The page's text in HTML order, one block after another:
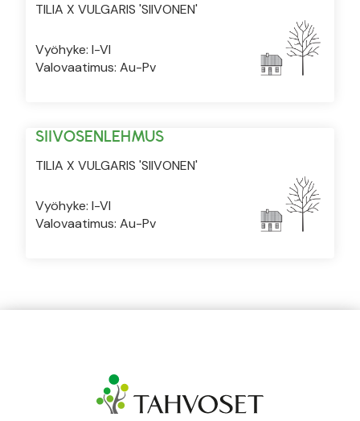
TILIA X VULGARIS 'SIIVONEN'
Vyöhyke: I-VI
Valovaatimus: Au-Pv
SIIVOSENLEHMUS
TILIA X VULGARIS 'SIIVONEN'
Vyöhyke: I-VI
Valovaatimus: Au-Pv